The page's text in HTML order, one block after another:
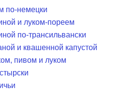
по-немецки
и луком-пореем
по-трансильвански
и квашенной капустой
пивом и луком